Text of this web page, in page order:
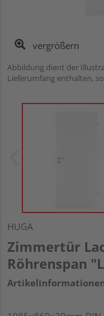
vergrößern
Abbildung dient der
Lieferumfang enthalten,
HUGA
Zimmertür
Röhrenspan